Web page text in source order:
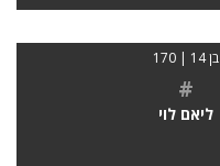
בן 14 | 170
#
ליאם לוי